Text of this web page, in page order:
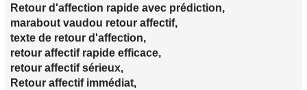
Retour d'affection rapide avec prédiction,
marabout vaudou retour affectif,
texte de retour d'affection,
retour affectif rapide efficace,
retour affectif sérieux,
Retour affectif immédiat,